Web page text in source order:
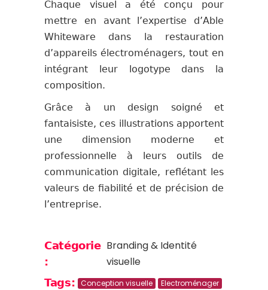
Chaque visuel a été conçu pour
mettre en avant l’expertise d’Able
Whiteware dans la restauration
d’appareils électroménagers, tout en
intégrant leur logotype dans la
composition.
Grâce à un design soigné et
fantaisiste, ces illustrations apportent
une dimension moderne et
professionnelle à leurs outils de
communication digitale, reflétant les
valeurs de fiabilité et de précision de
l’entreprise.
Catégorie
:
Branding & Identité
visuelle
Tags: Conception visuelle
Electroménager